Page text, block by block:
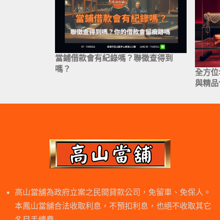
當鋪借款會有紀錄嗎？聯徵查得到
嗎？
全方
與精
高山當舖為政府立案之民間貸款公司，免留車、免保人。
本鳳山當舖合法收取利息，不預扣利息，也絕不收取其它